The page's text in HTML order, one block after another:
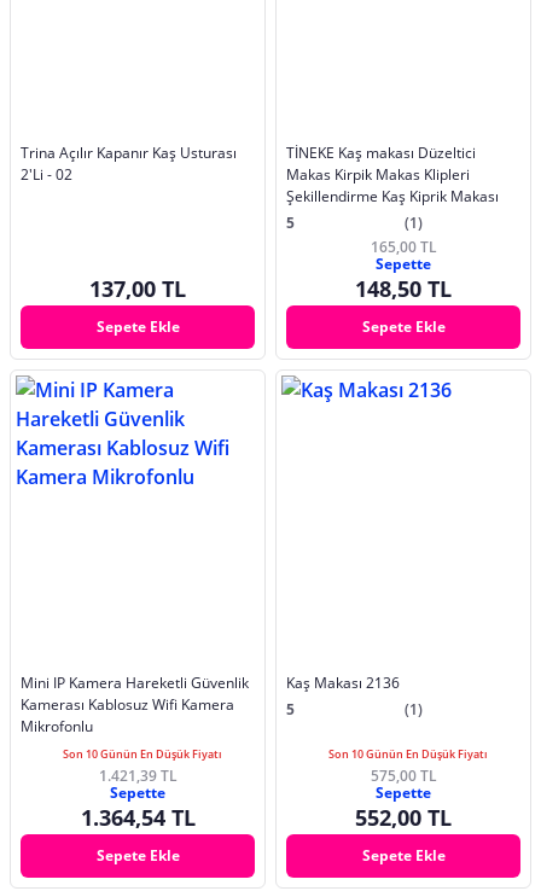
Trina Açılır Kapanır Kaş Usturası
2'Li - 02
137,00 TL
Sepete Ekle
TİNEKE Kaş makası Düzeltici
Makas Kirpik Makas Klipleri
Şekillendirme Kaş Kiprik Makası
5
(1)
165,00 TL
Sepette
148,50 TL
Sepete Ekle
Mini IP Kamera Hareketli Güvenlik
Kamerası Kablosuz Wifi Kamera
Mikrofonlu
Son 10 Günün En Düşük Fiyatı
1.421,39 TL
Sepette
1.364,54 TL
Sepete Ekle
Kaş Makası 2136
5
(1)
Son 10 Günün En Düşük Fiyatı
575,00 TL
Sepette
552,00 TL
Sepete Ekle